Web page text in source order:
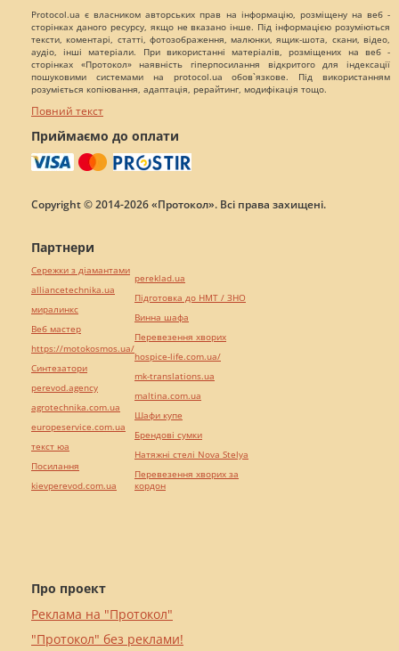
Protocol.ua є власником авторських прав на інформацію, розміщену на веб -
сторінках даного ресурсу, якщо не вказано інше. Під інформацією розуміються
тексти, коментарі, статті, фотозображення, малюнки, ящик-шота, скани, відео,
аудіо, інші матеріали. При використанні матеріалів, розміщених на веб -
сторінках «Протокол» наявність гіперпосилання відкритого для індексації
пошуковими системами на protocol.ua обов`язкове. Під використанням
розуміється копіювання, адаптація, рерайтинг, модифікація тощо.
Повний текст
Приймаємо до оплати
Copyright © 2014-2026 «Протокол». Всі права захищені.
Про проект
Реклама на "Протокол"
"Протокол" без реклами!
Партнери
Сережки з діамантами
alliancetechnika.ua
миралинкс
Веб мастер
https://motokosmos.ua/
Синтезатори
perevod.agency
agrotechnika.com.ua
europeservice.com.ua
текст юа
Посилання
kievperevod.com.ua
pereklad.ua
Підготовка до НМТ / ЗНО
Винна шафа
Перевезення хворих
hospice-life.com.ua/
mk-translations.ua
maltina.com.ua
Шафи купе
Брендові сумки
Натяжні стелі Nova Stelya
Перевезення хворих за
кордон